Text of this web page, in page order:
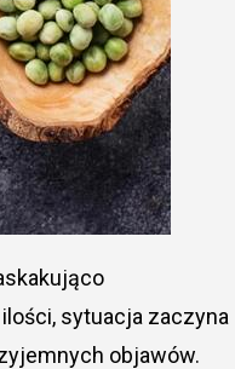
sytuacja zaczyna
objawów.